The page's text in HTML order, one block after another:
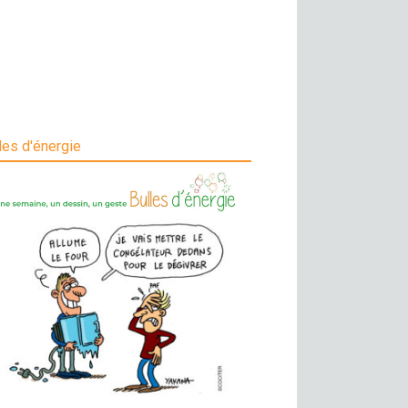
d'énergie